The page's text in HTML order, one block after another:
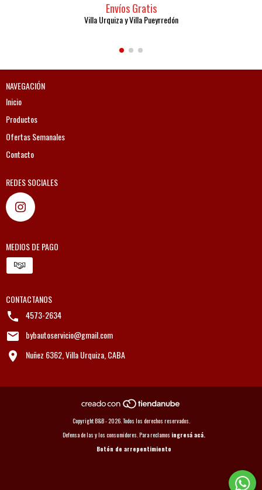
Envíos Gratis
Villa Urquiza y Villa Pueyrredón
NAVEGACIÓN
Inicio
Productos
Ofertas Semanales
Contacto
REDES SOCIALES
MEDIOS DE PAGO
CONTACTANOS
4573-2634
bybautoservicio@gmail.com
Nuñez 6362, Villa Urquiza, CABA
Copyright B&B - 2026. Todos los derechos reservados.
Defensa de las y los consumidores. Para reclamos ingresá acá.
Botón de arrepentimiento